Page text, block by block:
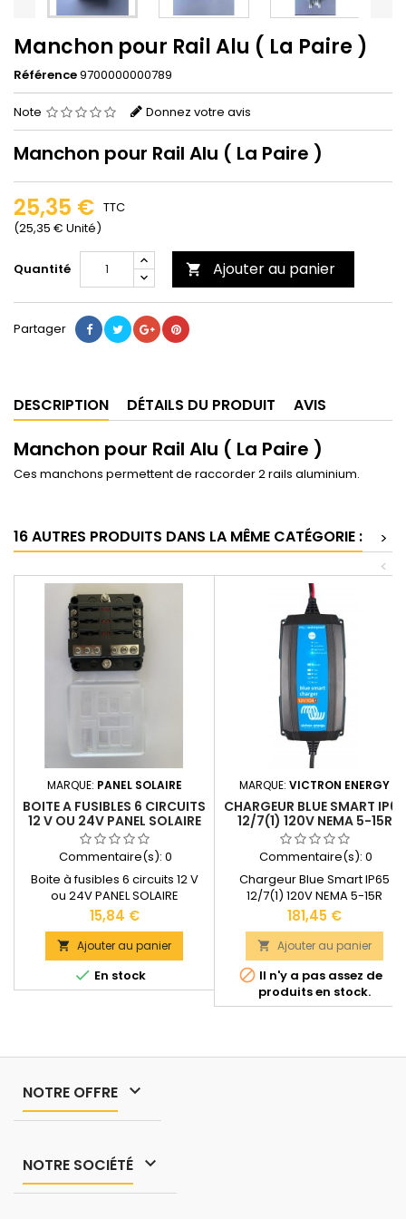
Manchon pour Rail Alu ( La Paire )
Référence9700000000789
Note Donnez votre avis
Manchon pour Rail Alu ( La Paire )
25,35 €
(25,35 € Unité)
TTC
Quantité  Ajouter au panier
Partager
DESCRIPTION DÉTAILS DU PRODUIT AVIS
Manchon pour Rail Alu ( La Paire )
Ces manchons permettent de raccorder 2 rails aluminium.
16 AUTRES PRODUITS DANS LA MÊME CATÉGORIE :
>
<
MARQUE: PANEL SOLAIRE
BOITE A FUSIBLES 6 CIRCUITS
12 V OU 24V PANEL SOLAIRE
Commentaire(s): 0
Boite à fusibles 6 circuits 12 V
ou 24V PANEL SOLAIRE
Alimentation : 12-24V Nombre
de circuits : 6
Prix
15,84 €
 Ajouter au panier
 En stock
MARQUE: VICTRON ENERGY
CHARGEUR BLUE SMART IP65
12/7(1) 120V NEMA 5-15R
Commentaire(s): 0
Chargeur Blue Smart IP65
12/7(1) 120V NEMA 5-15R
Prix
181,45 €
 Ajouter au panier
 Il n'y a pas assez de
produits en stock.
NOTRE OFFRE 
NOTRE SOCIÉTÉ 